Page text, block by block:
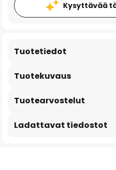
Kysyttävää
Tuotekuvaus
Tuotetiedot
Tuotearvostelut
Ladattavat tiedostot